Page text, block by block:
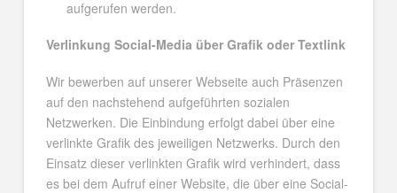
aufgerufen werden.
Verlinkung Social-Media über Grafik oder Textlink
Wir bewerben auf unserer Webseite auch Präsenzen
auf den nachstehend aufgeführten sozialen
Netzwerken. Die Einbindung erfolgt dabei über eine
verlinkte Grafik des jeweiligen Netzwerks. Durch den
Einsatz dieser verlinkten Grafik wird verhindert, dass
es bei dem Aufruf einer Website, die über eine Social-